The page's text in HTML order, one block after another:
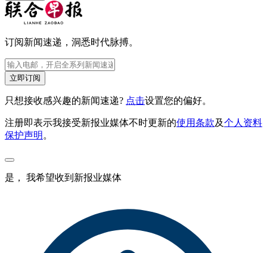
订阅新闻速递，洞悉时代脉搏。
立即订阅
只想接收感兴趣的新闻速递? 点击设置您的偏好。
注册即表示我接受新报业媒体不时更新的使用条款及个人资料
保护声明。
是， 我希望收到新报业媒体